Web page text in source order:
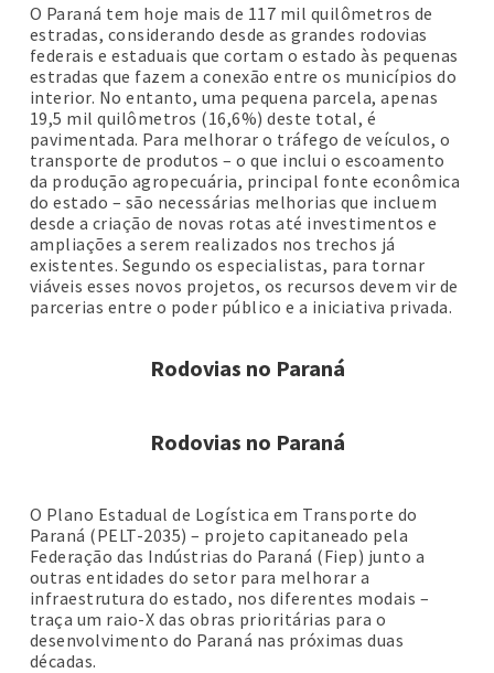
O Paraná tem hoje mais de 117 mil quilômetros de
estradas, considerando desde as grandes rodovias
federais e estaduais que cortam o estado às pequenas
estradas que fazem a conexão entre os municípios do
interior. No entanto, uma pequena parcela, apenas
19,5 mil quilômetros (16,6%) deste total, é
pavimentada. Para melhorar o tráfego de veículos, o
transporte de produtos – o que inclui o escoamento
da produção agropecuária, principal fonte econômica
do estado – são necessárias melhorias que incluem
desde a criação de novas rotas até investimentos e
ampliações a serem realizados nos trechos já
existentes. Segundo os especialistas, para tornar
viáveis esses novos projetos, os recursos devem vir de
parcerias entre o poder público e a iniciativa privada.
Rodovias no Paraná
Rodovias no Paraná
O Plano Estadual de Logística em Transporte do
Paraná (PELT-2035) – projeto capitaneado pela
Federação das Indústrias do Paraná (Fiep) junto a
outras entidades do setor para melhorar a
infraestrutura do estado, nos diferentes modais –
traça um raio-X das obras prioritárias para o
desenvolvimento do Paraná nas próximas duas
décadas.